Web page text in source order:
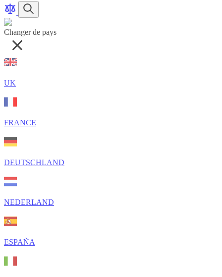
Comparer
des
articles
articles
Rechercher
Changer de pays
UK
FRANCE
DEUTSCHLAND
NEDERLAND
ESPAÑA